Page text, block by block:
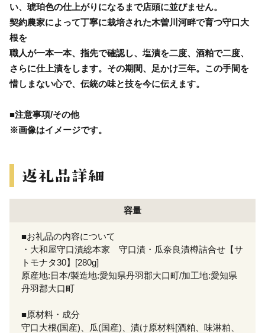
い、琥珀色の仕上がりになるまで店頭に並びません。
契約農家によって丁寧に栽培された木曽川河畔で育つ守口大
根を
職人が一本一本、指先で確認し、塩漬を二度、酒粕で二度、
さらに仕上漬をします。その期間、足かけ三年。この手間を
惜しまない心で、伝統の味と技を今に伝えます。
■注意事項/その他
※画像はイメージです。
容量
■お礼品の内容について
・大和屋守口漬総本家 守口漬・瓜奈良漬樽詰合せ【サ
トモナタ30】[280g]
原産地:日本/製造地:愛知県丹羽郡大口町/加工地:愛知県
丹羽郡大口町
■原材料・成分
守口大根(国産)、瓜(国産)、漬け原材料[酒粕、味淋粕、